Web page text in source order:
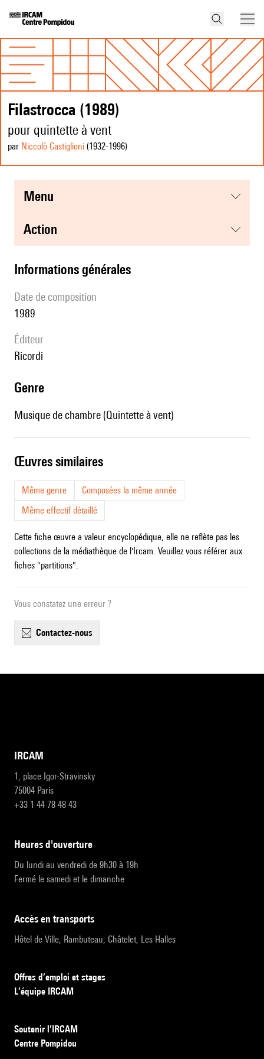
Filastrocca (1989)
pour quintette à vent
par Niccolò Castiglioni (1932-1996)
menu
action
informations générales
date de composition
1989
éditeur
Ricordi
genre
Musique de chambre (Quintette à vent)
œuvres similaires
Même genre
Composées la même année
Même effectif détaillé
Cette fiche œuvre a valeur encyclopédique, elle ne reflète pas les
collections de la médiathèque de l'Ircam. Veuillez vous référer aux
fiches "partitions".
Vous constatez une erreur ?
contactez-nous
IRCAM
1, place Igor-Stravinsky
75004 Paris
+33 1 44 78 48 43
heures d'ouverture
Du lundi au vendredi de 9h30 à 19h
Fermé le samedi et le dimanche
accès en transports
Hôtel de Ville, Rambuteau, Châtelet, Les Halles
Offres d’emploi et stages
L’équipe IRCAM
Soutenir l’IRCAM
Centre Pompidou